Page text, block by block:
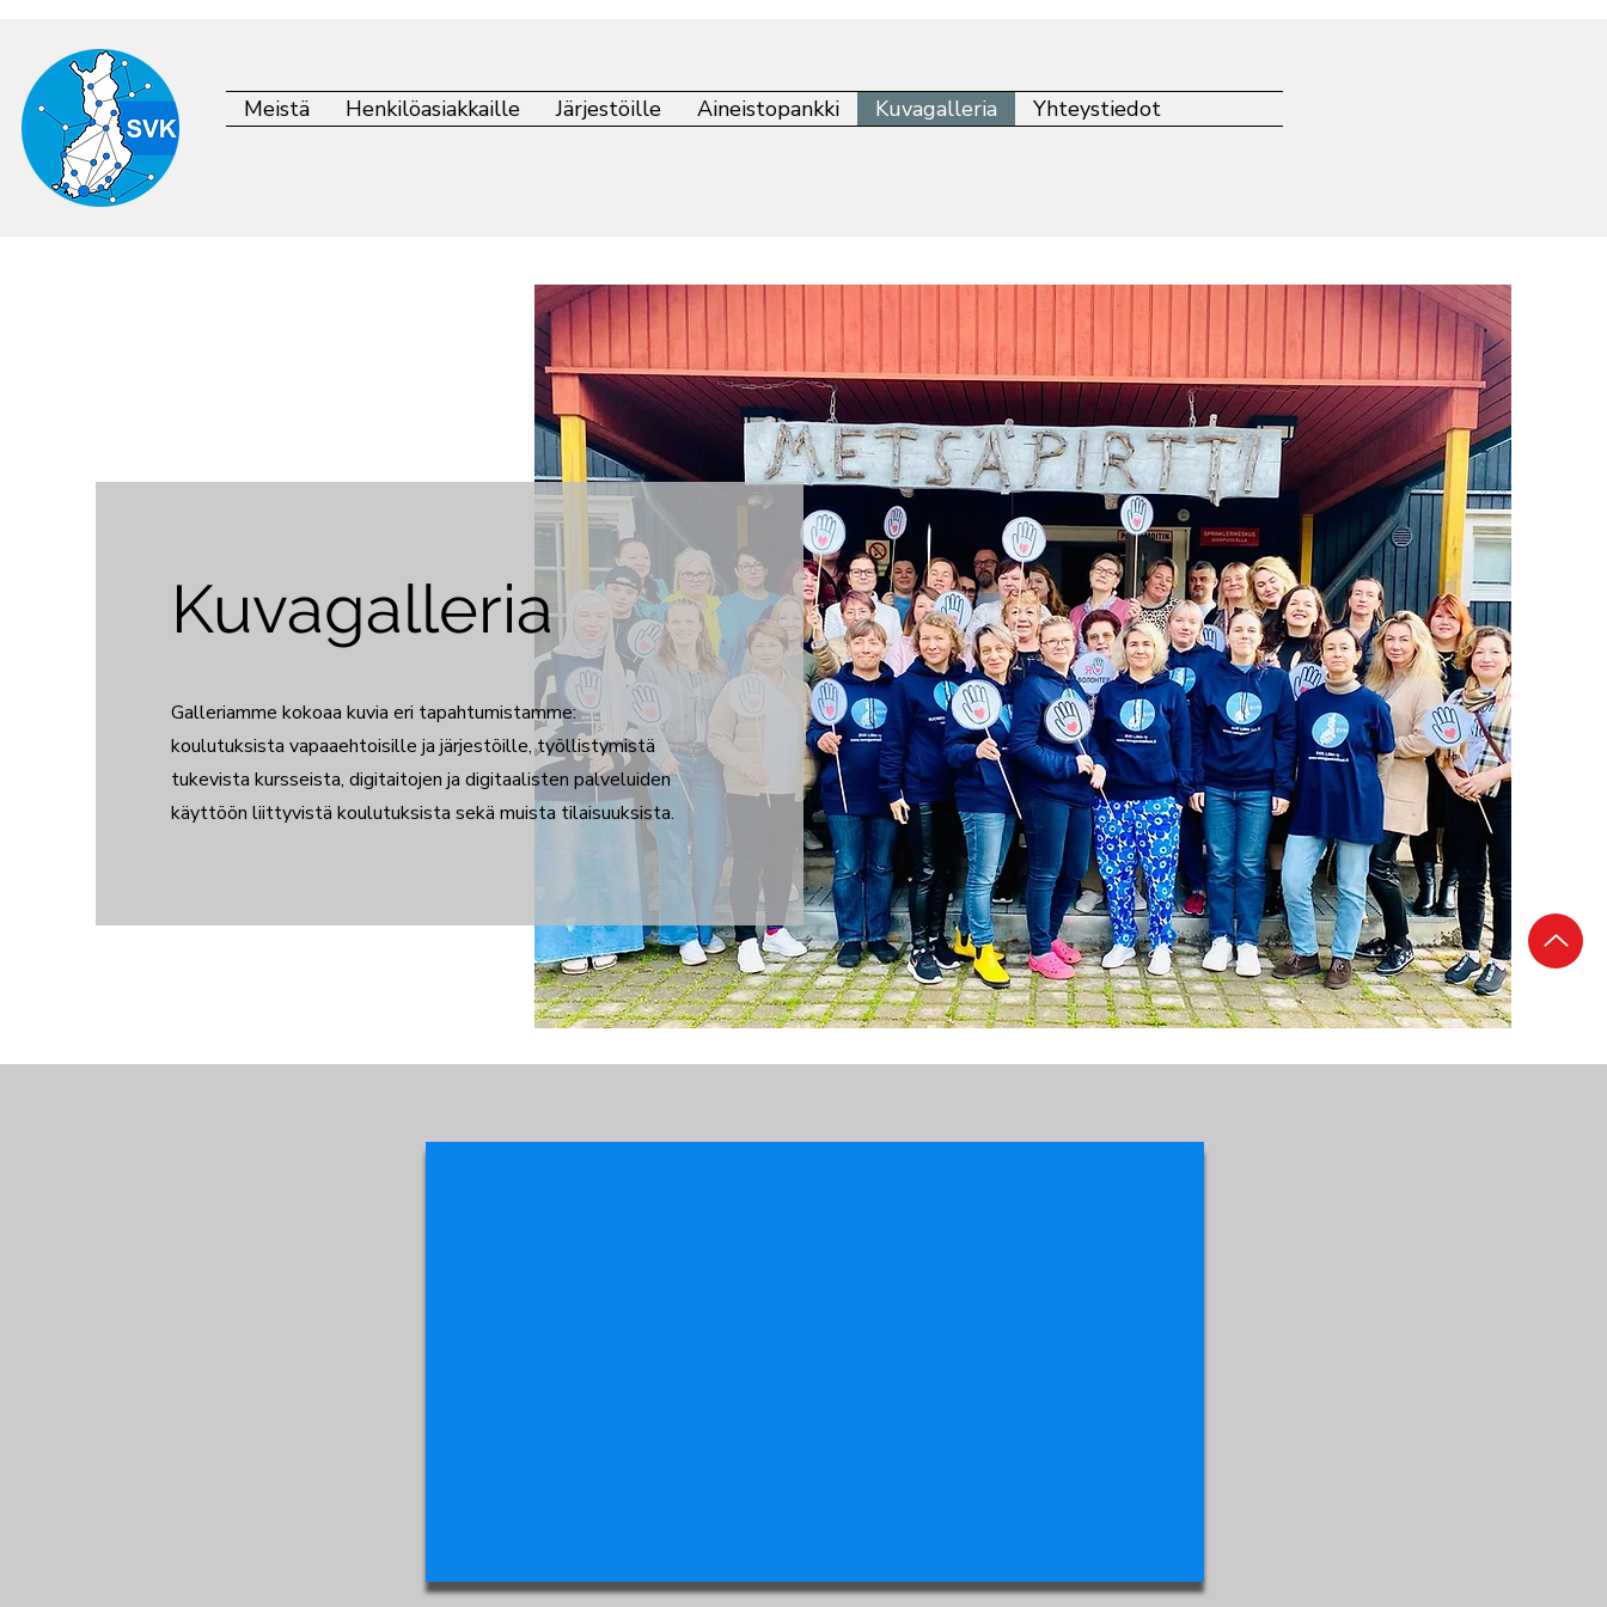
Meistä Henkilöasiakkaille Järjestöille Aineistopankki Kuvagalleria Yhteystiedot
Kuvagalleria
Galleriamme kokoaa kuvia eri tapahtumistamme:
koulutuksista vapaaehtoisille ja järjestöille, työllistymistä
tukevista kursseista, digitaitojen ja digitaalisten palveluiden
käyttöön liittyvistä koulutuksista sekä muista tilaisuuksista.